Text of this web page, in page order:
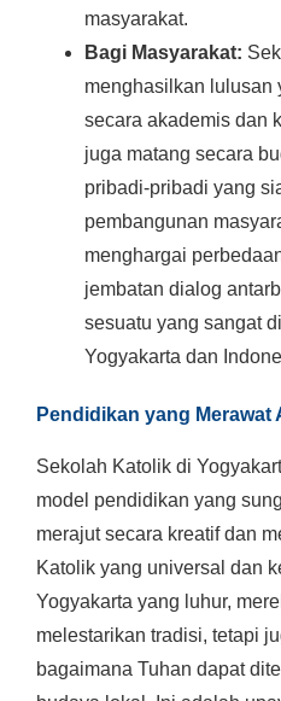
masyarakat.
Bagi Masyarakat:
menghasilkan lulusan
secara akademis dan
juga matang secara
pribadi-pribadi yang
pembangunan
menghargai
jembatan dialog
sesuatu yang sangat
Yogyakarta dan
Pendidikan yang Merawat
Sekolah Katolik di
model pendidikan yang
merajut secara kreatif dan
Katolik yang universal dan
Yogyakarta yang luhur,
melestarikan tradisi, tetapi
bagaimana Tuhan dapat